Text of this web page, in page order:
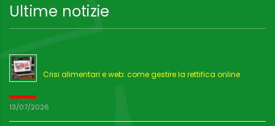
Ultime notizie
Crisi alimentari e web: come gestire la rettifica online
13/07/2026